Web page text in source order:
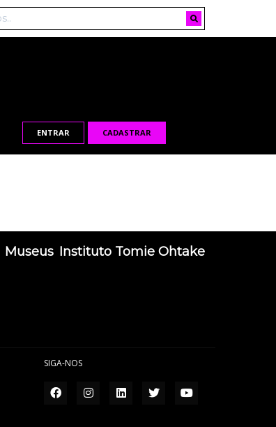
ENTRAR CADASTRAR
Museus Instituto Tomie Ohtake
SIGA-NOS